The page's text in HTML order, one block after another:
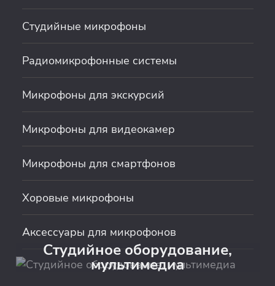
Студийные микрофоны
Радиомикрофонные системы
Микрофоны для экскурсий
Микрофоны для видеокамер
Микрофоны для смартфонов
Хоровые микрофоны
Аксессуары для микрофонов
Студийное оборудование,
мультимедиа